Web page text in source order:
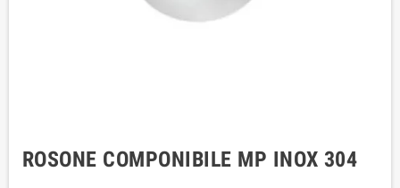
ROSONE COMPONIBILE MP INOX 304